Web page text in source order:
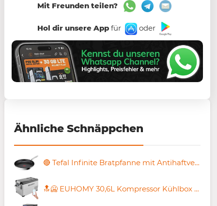
Mit Freunden teilen?
Hol dir unsere Appfür oder
Ähnliche Schnäppchen
🔴 Tefal Infinite Bratpfanne mit Antihaftversiegelung, 30cm für 36,90€ (statt 50€)
🔝🥶 EUHOMY 30,6L Kompressor Kühlbox mit -20℃ bis +20℃ für 169,99€ (statt 199€)